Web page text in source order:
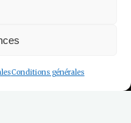
Conditions générales